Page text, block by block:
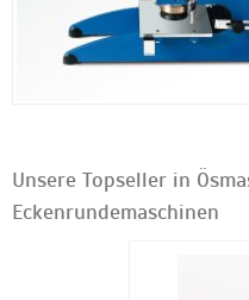
Unsere Topseller in
Eckenrundemaschinen